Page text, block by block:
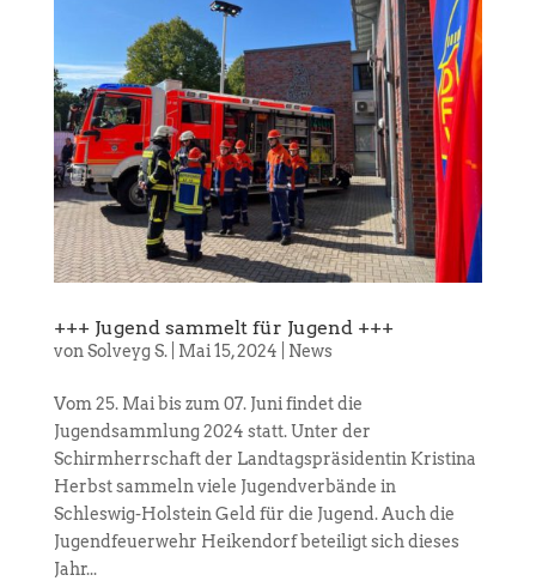
+++ Jugend sammelt für Jugend +++
von Solveyg S.| Mai 15, 2024 News
Vom 25. Mai bis zum 07. Juni findet die
Jugendsammlung 2024 statt. Unter der
Schirmherrschaft der Landtagspräsidentin Kristina
Herbst sammeln viele Jugendverbände in
Schleswig-Holstein Geld für die Jugend. Auch die
Jugendfeuerwehr Heikendorf beteiligt sich dieses
Jahr...